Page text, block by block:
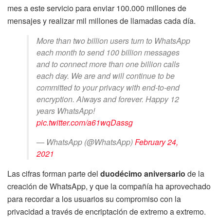
mes a este servicio para enviar 100.000 millones de
mensajes y realizar mil millones de llamadas cada día.
More than two billion users turn to WhatsApp
each month to send 100 billion messages
and to connect more than one billion calls
each day. We are and will continue to be
committed to your privacy with end-to-end
encryption. Always and forever. Happy 12
years WhatsApp!
pic.twitter.com/a61wqDassg
— WhatsApp (@WhatsApp)February 24,
2021
Las cifras forman parte del duodécimo aniversario de la
creación de WhatsApp, y que la compañía ha aprovechado
para recordar a los usuarios su compromiso con la
privacidad a través de encriptación de extremo a extremo.